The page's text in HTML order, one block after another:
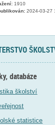
1910
2024-03-27
databáze
školství
statistice